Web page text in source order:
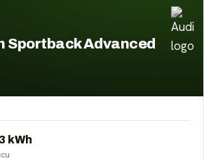
Sportback Advanced
kWh